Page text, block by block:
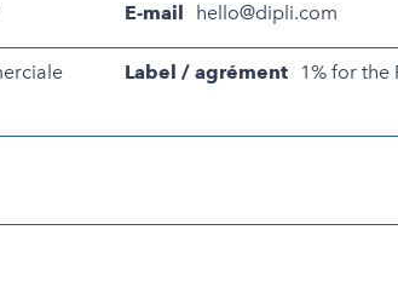
E-mail hello@dipli.com
Label / agrément 1% for the